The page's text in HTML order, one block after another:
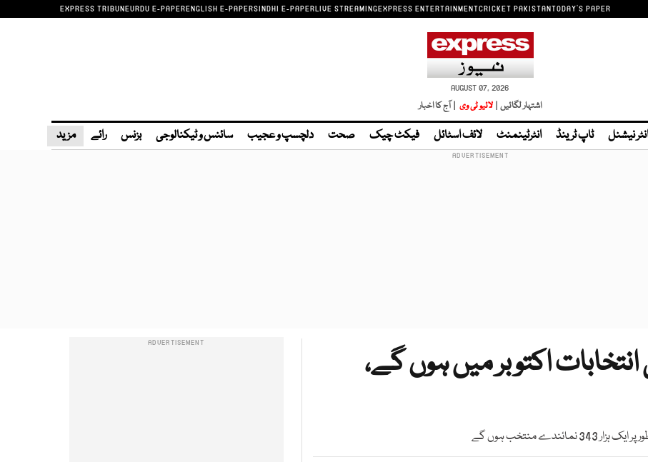
EXPRESS TRIBUNEURDU E-PAPERENGLISH E-PAPERSINDHI E-PAPERLIVE STREAMINGEXPRESS ENTERTAINMENTCRICKET PAKISTANTODAY'S PAPER
AUGUST 07, 2026
اشتہار لگائیں | لائیو ٹی وی | آج کا اخبار
انٹر نیشنل ٹاپ ٹرینڈ انٹرٹینمنٹ لائف اسٹائل فیکٹ چیک صحت دلچسپ و عجیب سائنس و ٹیکنالوجی بزنس رائے مزید
اکتوبر میں ہوں گے،